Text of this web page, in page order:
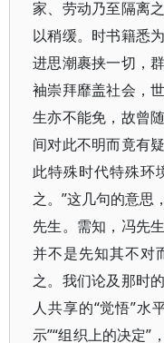
家、劳动乃至隔离
以稍缓。时书籍悉
进思潮裹挟一切，
袖崇拜靡盖社会，
生亦不能免，故曾
间对此不明而竟有
此特殊时代特殊环
之。”这几句的意思
先生。需知，冯先
并不是先知其不对
之。我们论及那时
人共享的“觉悟”水
示”“组织上的决定”